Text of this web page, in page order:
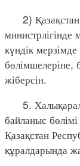
2) Қазақстан
министрлігінде
күндік
бөлімшелеріне,
жіберсін.
5.
байланыс
Қазақстан
құралдарында